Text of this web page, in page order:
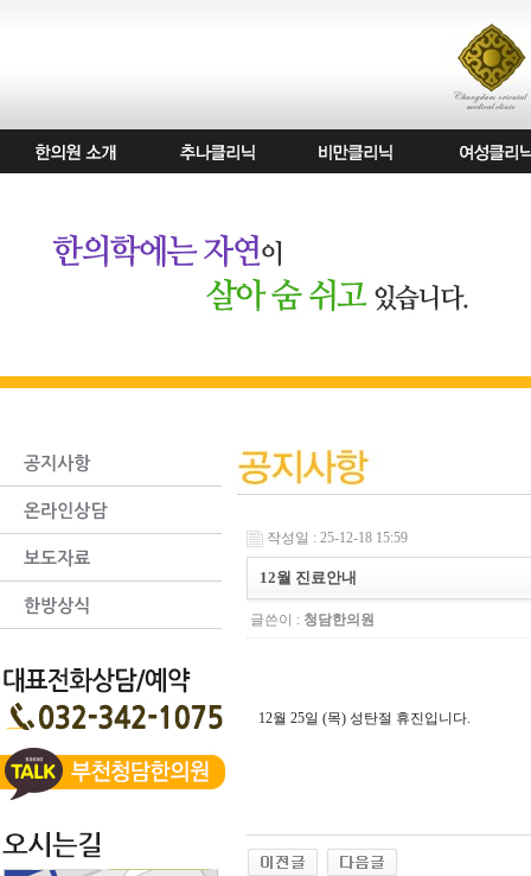
작성일 : 25-12-18 15:59
12월 진료안내
글쓴이 : 청담한의원
12월 25일 (목) 성탄절 휴진입니다.